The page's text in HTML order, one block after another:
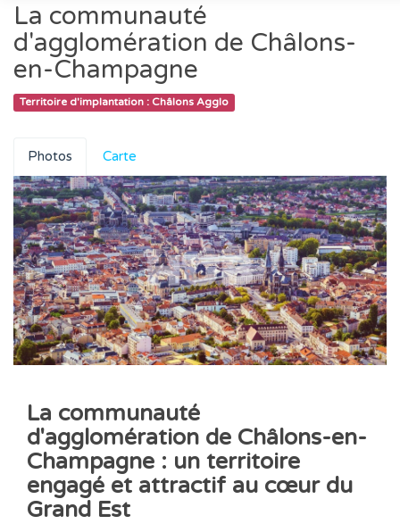
La communauté
d'agglomération de Châlons-
en-Champagne
Territoire d'implantation : Châlons Agglo
Photos Carte
La communauté
d'agglomération de Châlons-en-
Champagne : un territoire
engagé et attractif au cœur du
Grand Est